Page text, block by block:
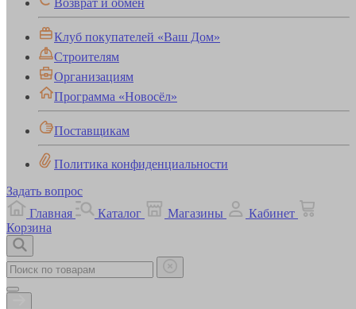
Клуб покупателей «Ваш Дом»
Строителям
Организациям
Программа «Новосёл»
Поставщикам
Политика конфиденциальности
Задать вопрос
Главная
Каталог Магазины
Кабинет
Корзина